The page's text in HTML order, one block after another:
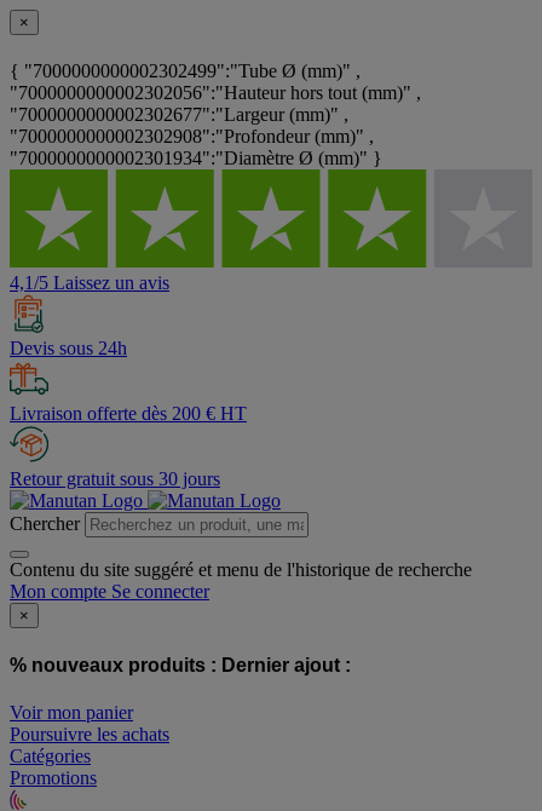
×
{ "7000000000002302499":"Tube Ø (mm)" ,
"7000000000002302056":"Hauteur hors tout (mm)" ,
"7000000000002302677":"Largeur (mm)" ,
"7000000000002302908":"Profondeur (mm)" ,
"7000000000002301934":"Diamètre Ø (mm)" }
4,1/5 Laissez un avis
Devis sous 24h
Livraison offerte dès 200 € HT
Retour gratuit sous 30 jours
Chercher
Contenu du site suggéré et menu de l'historique de recherche
Mon compte Se connecter
×
% nouveaux produits : Dernier ajout :
Voir mon panier
Poursuivre les achats
Catégories
Promotions